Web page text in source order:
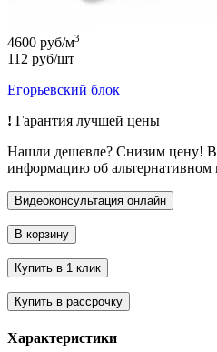
4600 руб/м3
112 руб/шт
Егорьевский блок
! Гарантия лучшей цены
Нашли дешевле? Снизим цену!
информацию об альтернативном
Характеристики